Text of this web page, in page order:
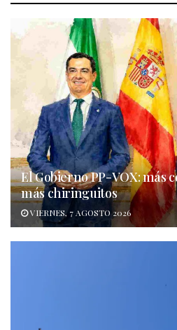
El Gobierno PP-VOX: más
más chiringuitos
VIERNES, 7 AGOSTO 2026